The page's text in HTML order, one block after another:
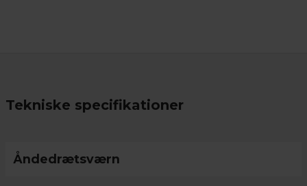
Tekniske specifikationer
Åndedrætsværn